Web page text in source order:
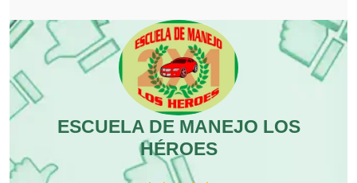
Electrónica
Elevadores y Ascensores
Empaques y Embalajes
Empresas de Limpieza
ESCUELA DE MANEJO LOS
HÉROES